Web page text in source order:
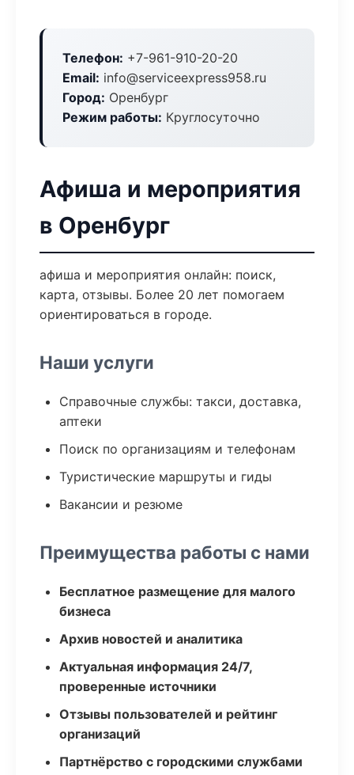
Телефон: +7-961-910-20-20
Email: info@serviceexpress958.ru
Город: Оренбург
Режим работы: Круглосуточно
Афиша и мероприятия
в Оренбург
афиша и мероприятия онлайн: поиск,
карта, отзывы. Более 20 лет помогаем
ориентироваться в городе.
Наши услуги
Справочные службы: такси, доставка,
аптеки
Поиск по организациям и телефонам
Туристические маршруты и гиды
Вакансии и резюме
Преимущества работы с нами
Бесплатное размещение для малого
бизнеса
Архив новостей и аналитика
Актуальная информация 24/7,
проверенные источники
Отзывы пользователей и рейтинг
организаций
Партнёрство с городскими службами